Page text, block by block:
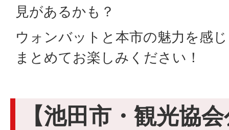
見があるかも？
ウォンバットと本市の魅力を感
まとめてお楽しみください！
【池田市・観光協